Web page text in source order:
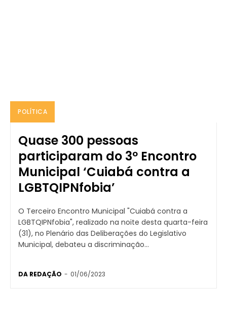
POLÍTICA
Quase 300 pessoas
participaram do 3º Encontro
Municipal ‘Cuiabá contra a
LGBTQIPNfobia’
O Terceiro Encontro Municipal "Cuiabá contra a
LGBTQIPNfobia", realizado na noite desta quarta-feira
(31), no Plenário das Deliberações do Legislativo
Municipal, debateu a discriminação...
DA REDAÇÃO - 01/06/2023